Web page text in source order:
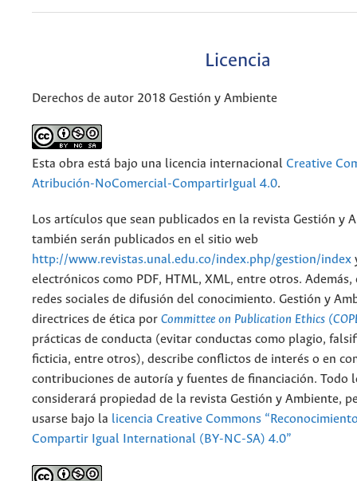
Licencia
Derechos de autor 2018 Gestión y Ambiente
Esta obra está bajo una licencia internacional Creative
Atribución-NoComercial-CompartirIgual 4.0.
Los artículos que sean publicados en la revista Gestión y
también serán publicados en el sitio web
http://www.revistas.unal.edu.co/index.php/gestion/index
electrónicos como PDF, HTML, XML, entre otros.
redes sociales de difusión del conocimiento. Gestión y
directrices de ética por Committee on Publication Ethics
prácticas de conducta (evitar conductas como plagio,
ficticia, entre otros), describe conflictos de interés o en
contribuciones de autoría y fuentes de financiación. Todo
considerará propiedad de la revista Gestión y Ambiente,
usarse bajo la licencia Creative Commons
Compartir Igual International (BY-NC-SA) 4.0”